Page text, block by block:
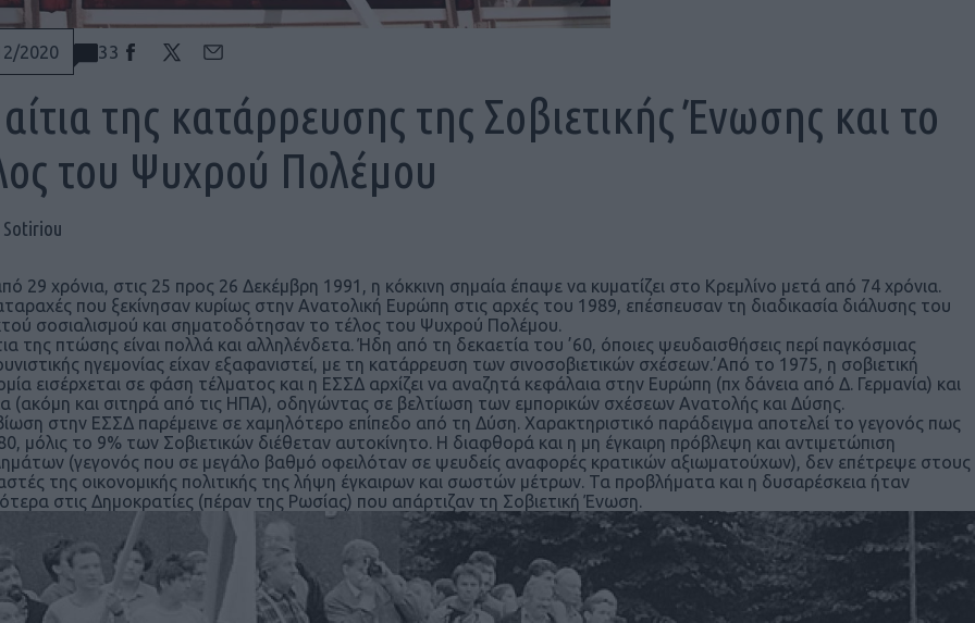
2020 33
της κατάρρευσης της Σοβιετικής Ένωσης και το
του Ψυχρού Πολέμου
29 χρόνια, στις 25 προς 26 Δεκέμβρη 1991, η κόκκινη σημαία έπαψε να κυματίζει στο Κρεμλίνο μετά από 74 χρόνια.
που ξεκίνησαν κυρίως στην Ανατολική Ευρώπη στις αρχές του 1989, επέσπευσαν τη διαδικασία διάλυσης του
σοσιαλισμού και σηματοδότησαν το τέλος του Ψυχρού Πολέμου.
της πτώσης είναι πολλά και αλληλένδετα. Ήδη από τη δεκαετία του ’60, όποιες ψευδαισθήσεις περί παγκόσμιας
ηγεμονίας είχαν εξαφανιστεί, με τη κατάρρευση των σινοσοβιετικών σχέσεων.’Από το 1975, η σοβιετική
εισέρχεται σε φάση τέλματος και η ΕΣΣΔ αρχίζει να αναζητά κεφάλαια στην Ευρώπη (πχ δάνεια από Δ. Γερμανία) και
(ακόμη και σιτηρά από τις ΗΠΑ), οδηγώντας σε βελτίωση των εμπορικών σχέσεων Ανατολής και Δύσης.
στην ΕΣΣΔ παρέμεινε σε χαμηλότερο επίπεδο από τη Δύση. Χαρακτηριστικό παράδειγμα αποτελεί το γεγονός πως
μόλις το 9% των Σοβιετικών διέθεταν αυτοκίνητο. Η διαφθορά και η μη έγκαιρη πρόβλεψη και αντιμετώπιση
(γεγονός που σε μεγάλο βαθμό οφειλόταν σε ψευδείς αναφορές κρατικών αξιωματούχων), δεν επέτρεψε στους
της οικονομικής πολιτικής της λήψη έγκαιρων και σωστών μέτρων. Τα προβλήματα και η δυσαρέσκεια ήταν
στις Δημοκρατίες (πέραν της Ρωσίας) που απάρτιζαν τη Σοβιετική Ένωση.